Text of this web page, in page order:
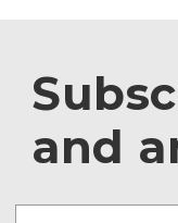
and